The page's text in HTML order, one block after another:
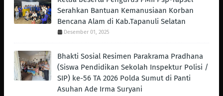
Serahkan Bantuan Kemanusiaan Korban
Bencana Alam di Kab.Tapanuli Selatan
Desember 01, 2025
Bhakti Sosial Resimen Parakrama Pradhana
(Siswa Pendidikan Sekolah Inspektur Polisi /
SIP) ke-56 TA 2026 Polda Sumut di Panti
Asuhan Ade Irma Suryani